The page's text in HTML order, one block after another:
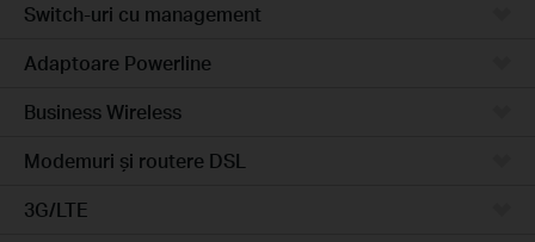
Switch-uri cu management
Adaptoare Powerline
Business Wireless
Modemuri și routere DSL
3G/LTE